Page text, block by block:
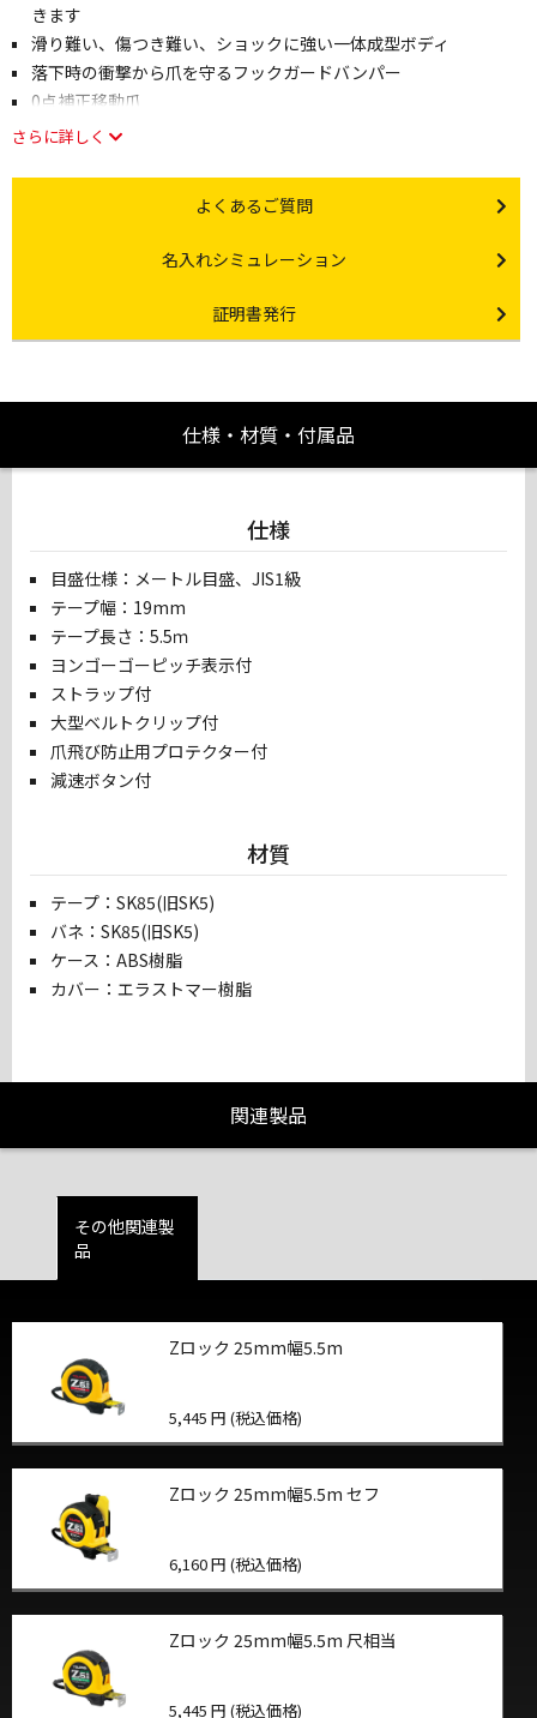
きます
滑り難い、傷つき難い、ショックに強い一体成型ボディ
落下時の衝撃から爪を守るフックガードバンパー
0点補正移動爪
さらに詳しく
Other link
よくあるご質問
Other link
名入れシミュレーション
Certificate Issuance
証明書発行
仕様・材質・付属品
仕様
目盛仕様：メートル目盛、JIS1級
テープ幅：19mm
テープ長さ：5.5ｍ
ヨンゴーゴーピッチ表示付
ストラップ付
大型ベルトクリップ付
爪飛び防止用プロテクター付
減速ボタン付
材質
テープ：SK85(旧SK5)
バネ：SK85(旧SK5)
ケース：ABS樹脂
カバー：エラストマー樹脂
関連製品
その他関連製
品
Zロック 25mm幅5.5m
5,445 円 (税込価格)
Zロック 25mm幅5.5m セフ
6,160 円 (税込価格)
Zロック 25mm幅5.5m 尺相当
5,445 円 (税込価格)